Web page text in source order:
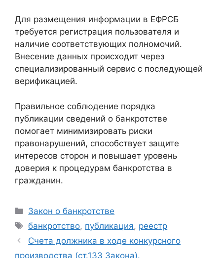
Для размещения информации в ЕФРСБ
требуется регистрация пользователя и
наличие соответствующих полномочий.
Внесение данных происходит через
специализированный сервис с последующей
верификацией.
Правильное соблюдение порядка
публикации сведений о банкротстве
помогает минимизировать риски
правонарушений, способствует защите
интересов сторон и повышает уровень
доверия к процедурам банкротства в
гражданин.
Рубрики
Закон о банкротстве
Метки
банкротство, публикация, реестр
Счета должника в ходе конкурсного
производства (ст.133 Закона).